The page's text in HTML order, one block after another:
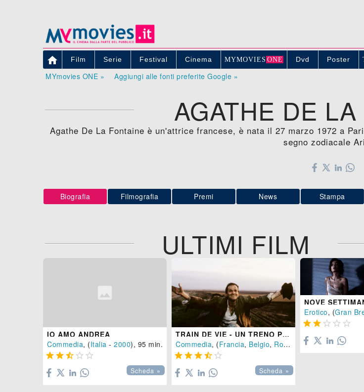
 Film Serie Festival Cinema MYMOVIE S ONE Dvd Poster
MYmovies ONE » Aggiungi alle fonti preferite Google »
AGATHE DE
Agathe De La Fontaine è un'attrice francese, è nata il 27 marzo 1972 a
segno zodiacale
Biografia Filmografia Premi News Stampa
ULTIMI FILM
IO AMO ANDREA
Commedia, (Italia - 2000), 95 min.
    
Scheda »
TRAIN DE VIE - UN TRENO PER VIVERE
Commedia, (Francia, Belgio, Romania ,Israele, Paesi
    
Scheda »
Erotico, (Gran
    